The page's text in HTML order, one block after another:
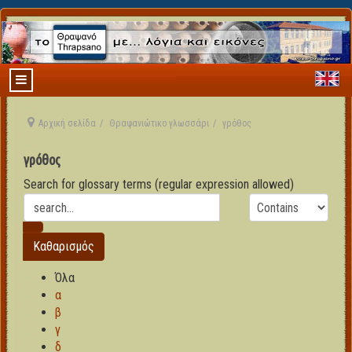
Αρχική σελίδα Θραψανιώτικο γλωσσάρι γρόθος
γρόθος
Search for glossary terms (regular expression allowed)
Όλα
α
β
γ
δ